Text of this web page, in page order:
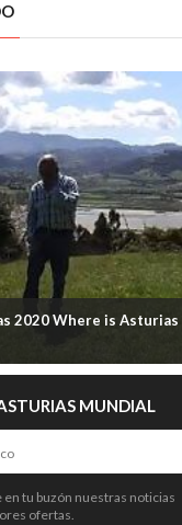
2020 Where is Asturias
MUNDIAL
tu buzón nuestras noticias
ofertas.